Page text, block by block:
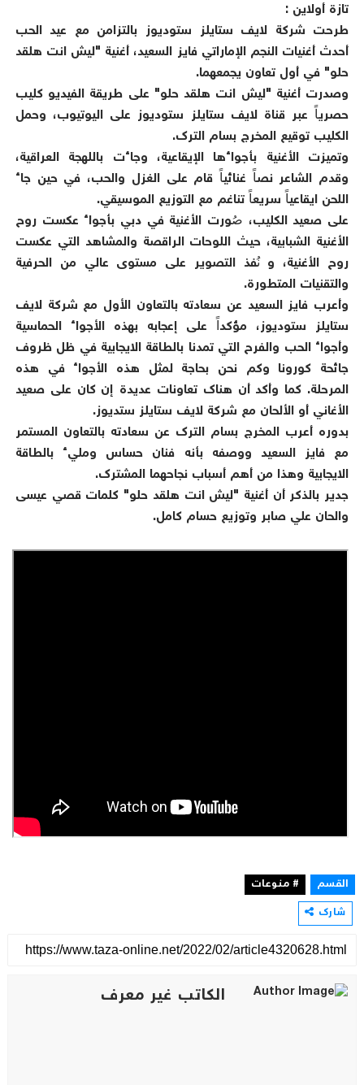
تازة أولاين :
طرحت شركة لايف ستايلز ستوديوز بالتزامن مع عيد الحب
أحدث أغنيات النجم الإماراتي فايز السعيد، أغنية "ليش انت هلقد
حلو" في أول تعاون يجمعهما.
وصدرت أغنية "ليش انت هلقد حلو" على طريقة الفيديو كليب
حصرياً عبر قناة لايف ستايلز ستوديوز على اليوتيوب، وحمل
الكليب توقيع المخرج بسام الترك.
وتميزت الأغنية بأجواءها الإيقاعية، وجاءت باللهجة العراقية،
وقدم الشاعر نصاً غنائياً قام على الغزل والحب، في حين جاء
اللحن ايقاعياً سريعاً تناغم مع التوزيع الموسيقي.
على صعيد الكليب، صُورت الأغنية في دبي بأجواء عكست روح
الأغنية الشبابية، حيث اللوحات الراقصة والمشاهد التي عكست
روح الأغنية، و نُفذ التصوير على مستوى عالي من الحرفية
والتقنيات المتطورة.
وأعرب فايز السعيد عن سعادته بالتعاون الأول مع شركة لايف
ستايلز ستوديوز، مؤكداً على إعجابه بهذه الأجواء الحماسية
وأجواء الحب والفرح التي تمدنا بالطاقة الايجابية في ظل ظروف
جائحة كورونا وكم نحن بحاجة لمثل هذه الأجواء في هذه
المرحلة. كما وأكد أن هناك تعاونات عديدة إن كان على صعيد
الأغاني أو الألحان مع شركة لايف ستايلز ستديوز.
بدوره أعرب المخرج بسام الترك عن سعادته بالتعاون المستمر
مع فايز السعيد ووصفه بأنه فنان حساس ومليء بالطاقة
الايجابية وهذا من أهم أسباب نجاحهما المشترك.
جدير بالذكر أن أغنية "ليش انت هلقد حلو" كلمات قصي عيسى
والحان علي صابر وتوزيع حسام كامل.
القسم
# منوعات
شارك
الكاتب غير معرف